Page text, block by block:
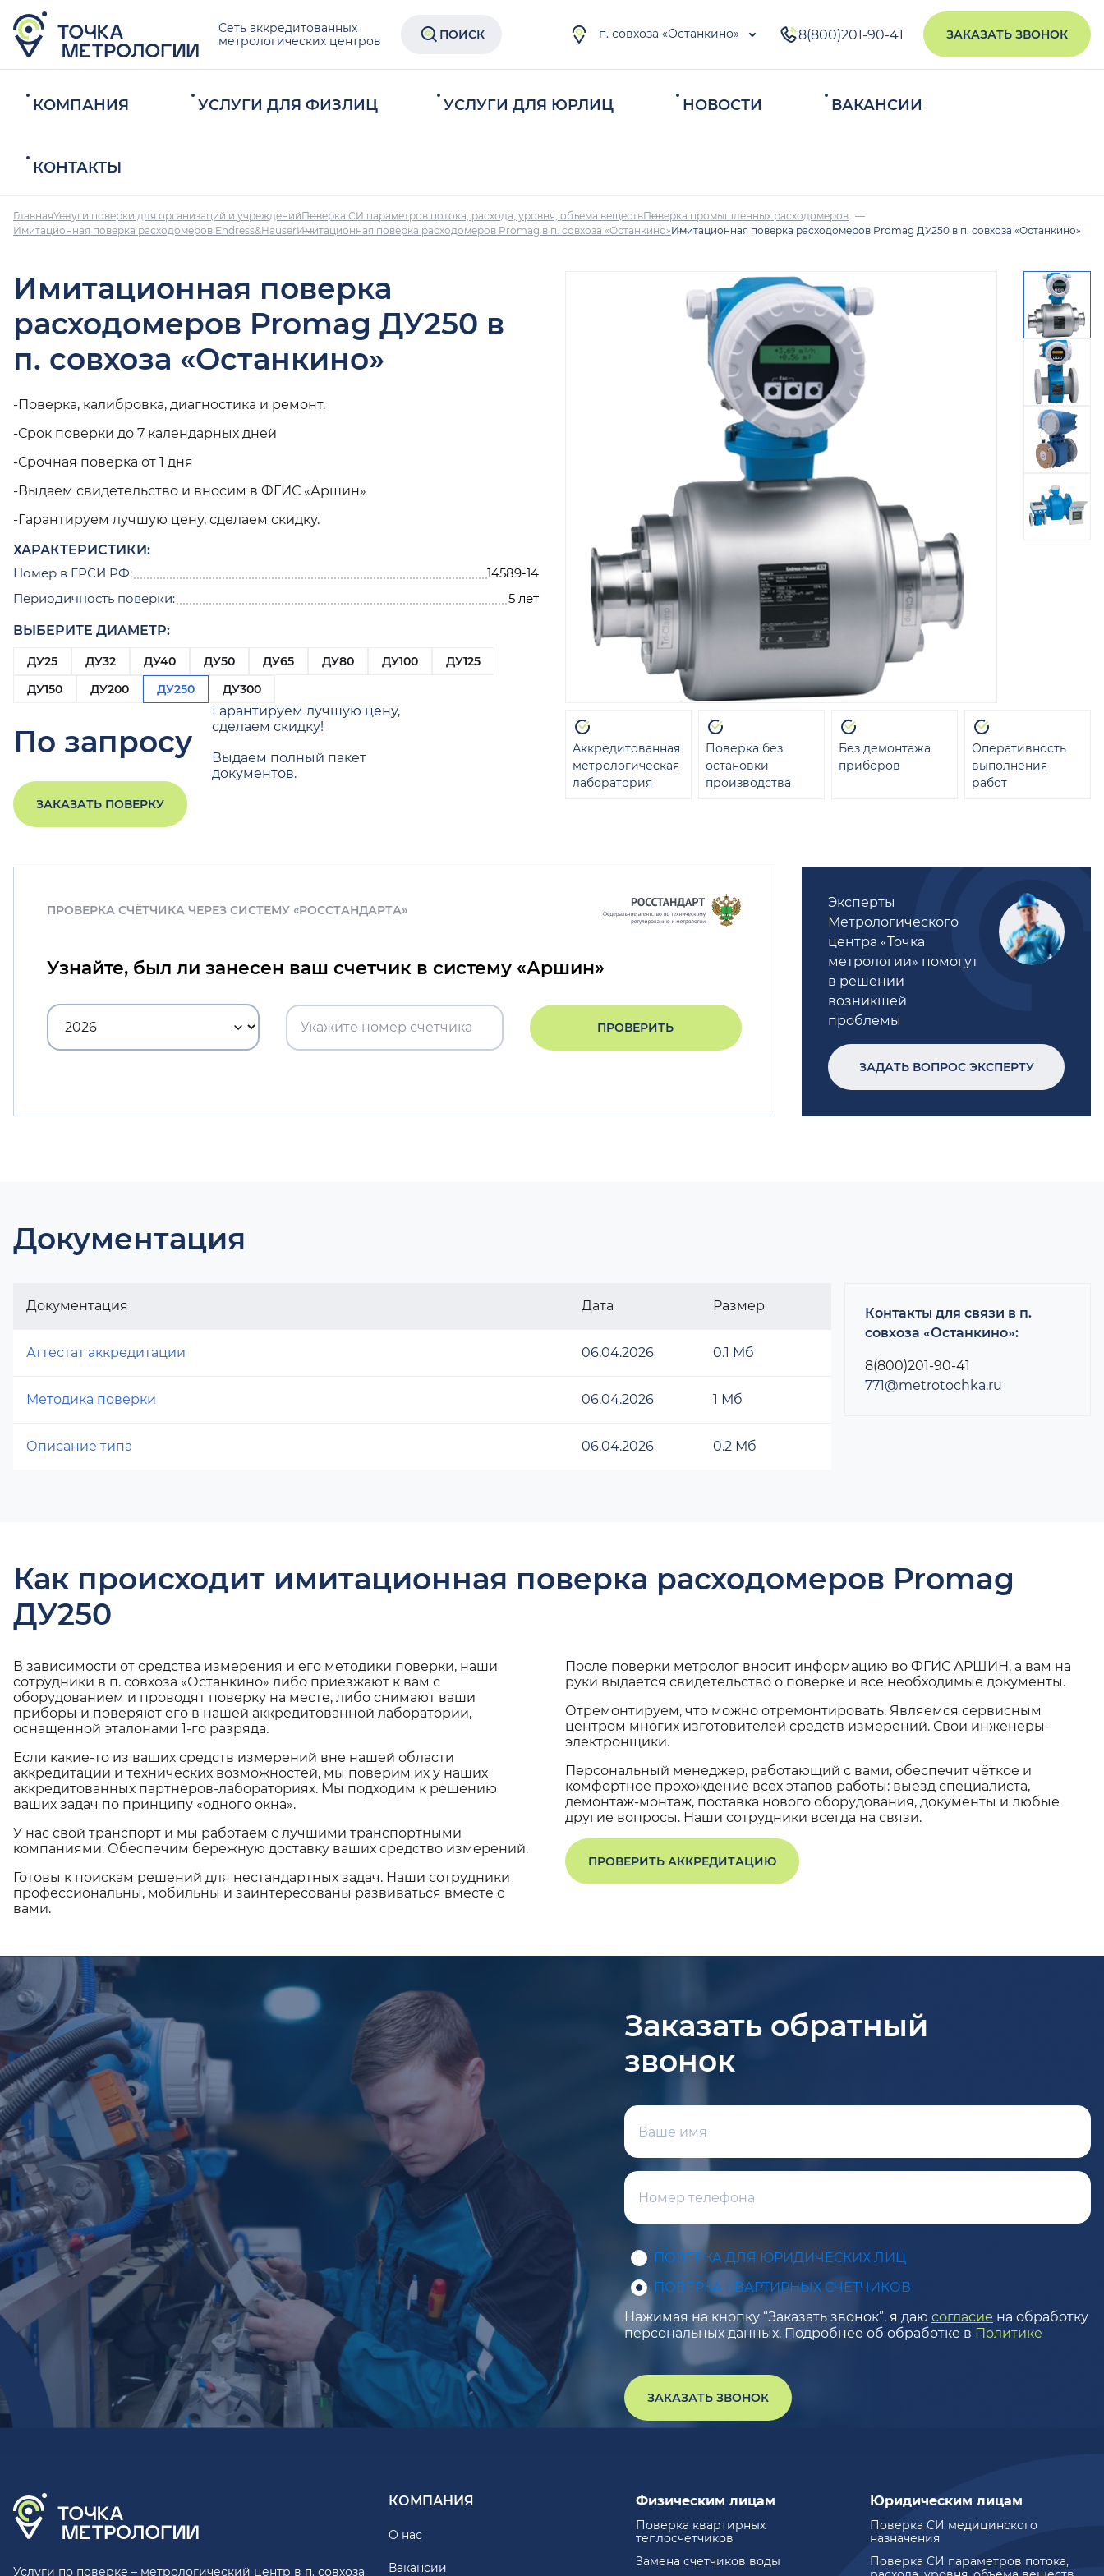
Сеть аккредитованных
метрологических центров
ПОИСК п. совхоза «Останкино» 8(800)201-90-41 ЗАКАЗАТЬ ЗВОНОК
КОМПАНИЯ УСЛУГИ ДЛЯ ФИЗЛИЦ УСЛУГИ ДЛЯ ЮРЛИЦ НОВОСТИ ВАКАНСИИ
КОНТАКТЫ
ГлавнаяУслуги поверки для организаций и учрежденийПоверка СИ параметров потока, расхода, уровня, объема веществПоверка промышленных расходомеров
Имитационная поверка расходомеров Endress&HauserИмитационная поверка расходомеров Promag в п. совхоза «Останкино»Имитационная поверка расходомеров Promag ДУ250 в п. совхоза «Останкино»
Имитационная поверка
расходомеров Promag ДУ250 в
п. совхоза «Останкино»
-Поверка, калибровка, диагностика и ремонт.
-Срок поверки до 7 календарных дней
-Срочная поверка от 1 дня
-Выдаем свидетельство и вносим в ФГИС «Аршин»
-Гарантируем лучшую цену, сделаем скидку.
ХАРАКТЕРИСТИКИ:
Номер в ГРСИ РФ:
14589-14
Периодичность поверки:
5 лет
ВЫБЕРИТЕ ДИАМЕТР:
ДУ25 ДУ32 ДУ40 ДУ50 ДУ65 ДУ80 ДУ100
ДУ125
ДУ150
ДУ200 ДУ250 ДУ300
По запросу
Гарантируем лучшую цену,
сделаем скидку!
Выдаем полный пакет
документов.
ЗАКАЗАТЬ ПОВЕРКУ
Аккредитованная
метрологическая
лаборатория
Поверка без
остановки
производства
Без демонтажа
приборов
Оперативность
выполнения
работ
ПРОВЕРКА СЧЁТЧИКА ЧЕРЕЗ СИСТЕМУ «РОССТАНДАРТА»
Узнайте, был ли занесен ваш счетчик в систему «Аршин»
ПРОВЕРИТЬ
Эксперты
Метрологического
центра «Точка
метрологии» помогут
в решении
возникшей
проблемы
ЗАДАТЬ ВОПРОС ЭКСПЕРТУ
Документация
Документация Дата Размер
Аттестат аккредитации 06.04.2026 0.1 Мб
Методика поверки 06.04.2026 1 Мб
Описание типа 06.04.2026 0.2 Мб
Контакты для связи в п.
совхоза «Останкино»:
8(800)201-90-41
771@metrotochka.ru
Как происходит имитационная поверка расходомеров Promag
ДУ250
В зависимости от средства измерения и его методики поверки, наши
сотрудники в п. совхоза «Останкино» либо приезжают к вам с
оборудованием и проводят поверку на месте, либо снимают ваши
приборы и поверяют его в нашей аккредитованной лаборатории,
оснащенной эталонами 1-го разряда.
Если какие-то из ваших средств измерений вне нашей области
аккредитации и технических возможностей, мы поверим их у наших
аккредитованных партнеров-лабораториях. Мы подходим к решению
ваших задач по принципу «одного окна».
У нас свой транспорт и мы работаем с лучшими транспортными
компаниями. Обеспечим бережную доставку ваших средство измерений.
Готовы к поискам решений для нестандартных задач. Наши сотрудники
профессиональны, мобильны и заинтересованы развиваться вместе с
вами.
После поверки метролог вносит информацию во ФГИС АРШИН, а вам на
руки выдается свидетельство о поверке и все необходимые документы.
Отремонтируем, что можно отремонтировать. Являемся сервисным
центром многих изготовителей средств измерений. Свои инженеры-
электронщики.
Персональный менеджер, работающий с вами, обеспечит чёткое и
комфортное прохождение всех этапов работы: выезд специалиста,
демонтаж-монтаж, поставка нового оборудования, документы и любые
другие вопросы. Наши сотрудники всегда на связи.
ПРОВЕРИТЬ АККРЕДИТАЦИЮ
Заказать обратный
звонок
ПОВЕРКА ДЛЯ ЮРИДИЧЕСКИХ ЛИЦ
ПОВЕРКА КВАРТИРНЫХ СЧЕТЧИКОВ
Нажимая на кнопку “Заказать звонок”, я даю согласие на обработку
персональных данных. Подробнее об обработке в Политике
ЗАКАЗАТЬ ЗВОНОК
Услуги по поверке – метрологический центр в п. совхоза
КОМПАНИЯ
О нас
Вакансии
Физическим лицам
Поверка квартирных
теплосчетчиков
Замена счетчиков воды
Юридическим лицам
Поверка СИ медицинского
назначения
Поверка СИ параметров потока,